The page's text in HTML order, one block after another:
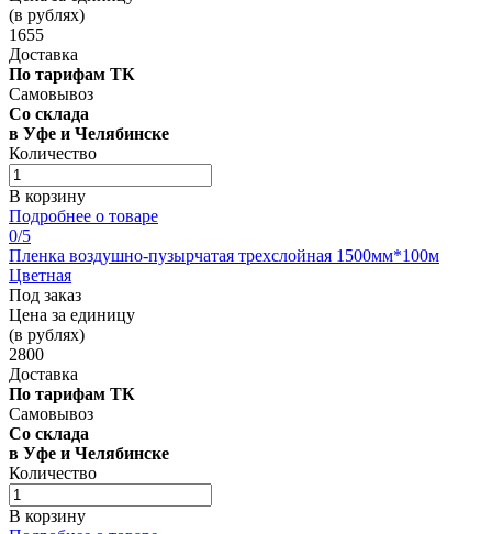
(в рублях)
1655
Доставка
По тарифам ТК
Самовывоз
Со склада
в Уфе и Челябинске
Количество
В корзину
Подробнее о товаре
0/5
Пленка воздушно-пузырчатая трехслойная 1500мм*100м
Цветная
Под заказ
Цена за единицу
(в рублях)
2800
Доставка
По тарифам ТК
Самовывоз
Со склада
в Уфе и Челябинске
Количество
В корзину